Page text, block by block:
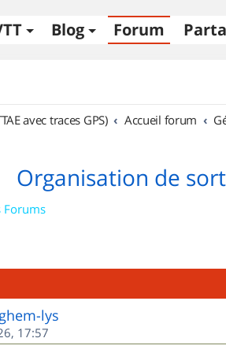
Blog Forum
avec traces GPS)
Accueil forum
Organisation de
Forums
lys
17:57